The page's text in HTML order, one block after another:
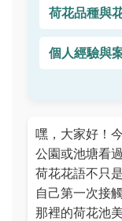
荷花品種與
個人經驗與
嘿，大家好！
公園或池塘看
荷花花語不只
自己第一次接
那裡的荷花池